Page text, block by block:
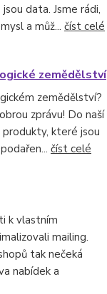
data. Jsme rádi,
a můž... číst celé
zemědělství
zemědělství?
zprávu! Do naší
produkty, které jsou
číst celé
k vlastním
mailing.
tak nečeká
nabídek a